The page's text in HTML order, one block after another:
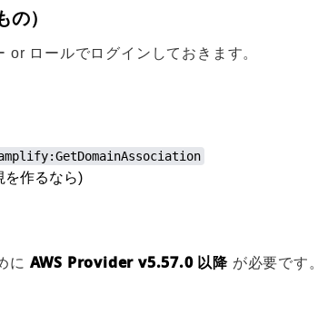
）
ロールでログインしておきます。
を作るなら)
に AWS Provider v5.57.0 以降 が必要です。